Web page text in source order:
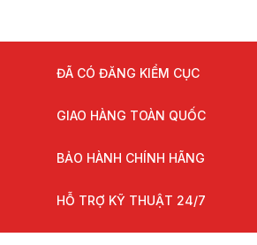
ĐÃ CÓ ĐĂNG KIỂM CỤC
GIAO HÀNG TOÀN QUỐC
BẢO HÀNH CHÍNH HÃNG
HỖ TRỢ KỸ THUẬT 24/7